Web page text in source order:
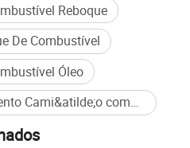
8505
Transmissão de 7 velocidades Datong
× 2550 × 3250
Reboque
De Combustível
Óleo
Tanque De Reabastecimento Cami&atilde;o compra em massa